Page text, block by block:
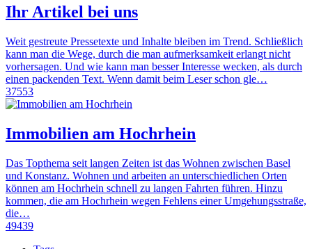
Ihr Artikel bei uns
Weit gestreute Pressetexte und Inhalte bleiben im Trend. Schließlich
kann man die Wege, durch die man aufmerksamkeit erlangt nicht
vorhersagen. Und wie kann man besser Interesse wecken, als durch
einen packenden Text. Wenn damit beim Leser schon gle…
37553
Immobilien am Hochrhein
Das Topthema seit langen Zeiten ist das Wohnen zwischen Basel
und Konstanz. Wohnen und arbeiten an unterschiedlichen Orten
können am Hochrhein schnell zu langen Fahrten führen. Hinzu
kommen, die am Hochrhein wegen Fehlens einer Umgehungsstraße,
die…
49439